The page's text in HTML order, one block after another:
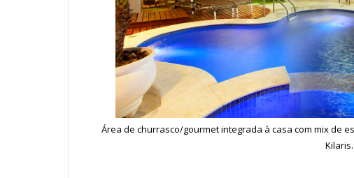
Área de churrasco/gourmet integrada à casa com mix de
Kilaris.